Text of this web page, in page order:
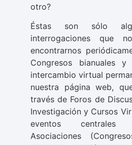
otro?
Éstas son sólo
interrogaciones que
encontrarnos
Congresos bianuales
intercambio virtual
nuestra página web,
través de Foros de
Investigación y Cursos
eventos centrales
Asociaciones